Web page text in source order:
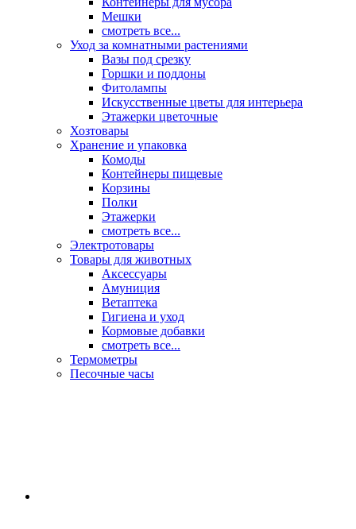
Мешки
смотреть все...
Уход за комнатными растениями
Вазы под срезку
Горшки и поддоны
Фитолампы
Искусственные цветы для интерьера
Этажерки цветочные
Хозтовары
Хранение и упаковка
Комоды
Контейнеры пищевые
Корзины
Полки
Этажерки
смотреть все...
Электротовары
Товары для животных
Аксессуары
Амуниция
Ветаптека
Гигиена и уход
Кормовые добавки
смотреть все...
Термометры
Песочные часы